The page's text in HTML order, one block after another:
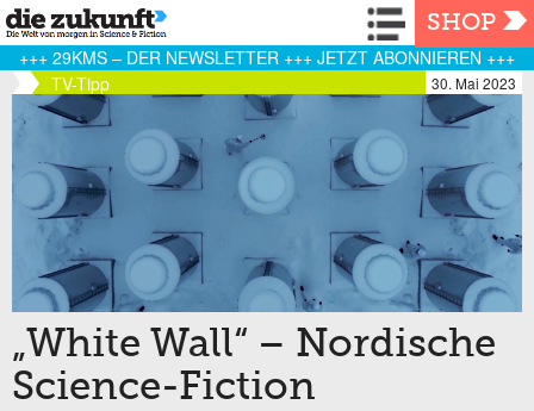
Navigation
SHOP
+++ 29KMS – DER NEWSLETTER +++ JETZT ABONNIEREN +++
TV-Tipp
30. Mai 2023
„White Wall“ – Nordische
Science-Fiction